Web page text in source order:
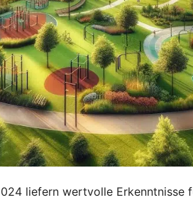
liefern wertvolle Erkenntnisse